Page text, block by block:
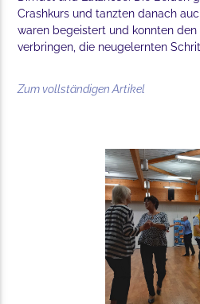
Crashkurs und tanzten danach
waren begeistert und konnten
verbringen, die neugelernten
Zum vollständigen Artikel